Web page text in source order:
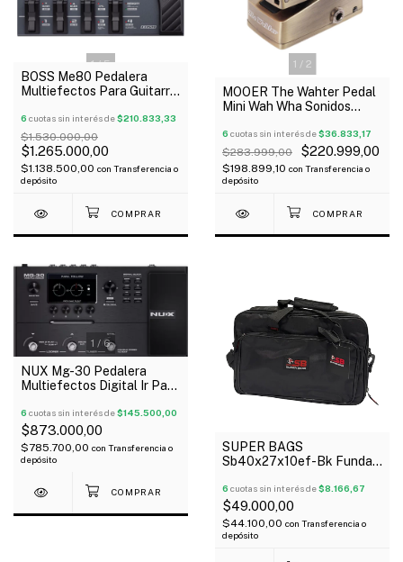
1/5
BOSS Me80 Pedalera
Multiefectos Para Guitarra
6 cuotas sin interés de$210.833,33
$1.530.000,00
$1.265.000,00
$1.138.500,00 con Transferencia o
depósito
1 / 2
MOOER The Wahter Pedal
Mini Wah Wha Sonidos
6 cuotas sin interés de$36.833,17
$283.999,00 $220.999,00
$198.899,10 con Transferencia o
depósito
1 / 6
NUX Mg-30 Pedalera
Multiefectos Digital Ir Para
Oferta!
6 cuotas sin interés de$145.500,00
$873.000,00
$785.700,00 con Transferencia o
depósito
SUPER BAGS
Sb40x27x10ef-Bk Funda
Multiefectos Acolchada
10Mm
6 cuotas sin interés de$8.166,67
$49.000,00
$44.100,00 con Transferencia o
depósito